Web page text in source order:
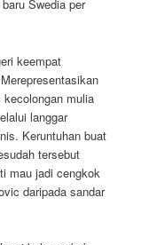
Swedia per
keempat
kecolongan mulia
langgar
Keruntuhan buat
tersebut
mau jadi cengkok
daripada sandar